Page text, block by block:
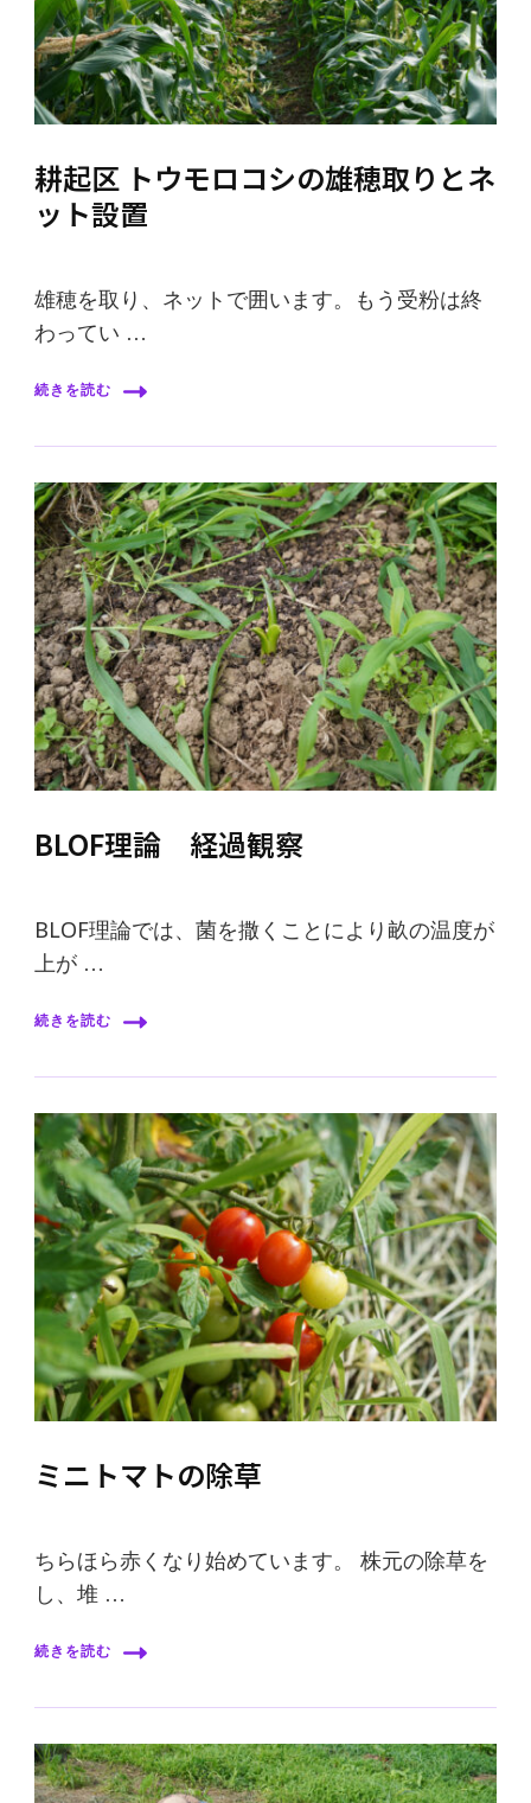
耕起区 トウモロコシの雄穂取りとネ
ット設置
雄穂を取り、ネットで囲います。もう受粉は終
わってい …
続きを読む
BLOF理論 経過観察
BLOF理論では、菌を撒くことにより畝の温度が
上が …
続きを読む
ミニトマトの除草
ちらほら赤くなり始めています。 株元の除草を
し、堆 …
続きを読む